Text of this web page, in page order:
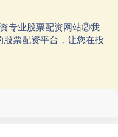
专业股票配资网站②我
票配资平台，让您在投